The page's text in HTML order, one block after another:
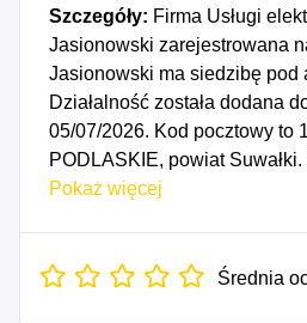
Szczegóły: Firma Usługi
Jasionowski zarejestrowana
Jasionowski ma siedzibę pod
Działalność została dodana
05/07/2026. Kod pocztowy to
PODLASKIE, powiat
Podatkowej NIP to
Data rozpoczęcia
Pokaż więcej
Średnia